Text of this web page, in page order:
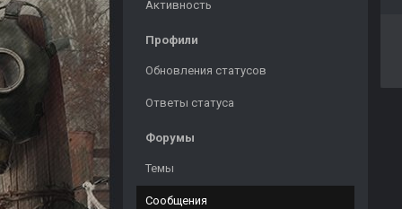
Активность
Профили
Обновления статусов
Ответы статуса
Форумы
Темы
Сообщения